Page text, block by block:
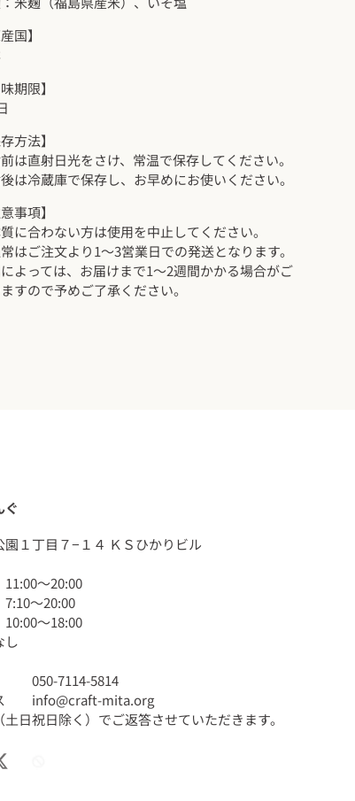
国】
味期限】
存方法】
は直射日光をさけ、常温で保存してください。
は冷蔵庫で保存し、お早めにお使いください。
意事項】
に合わない方は使用を中止してください。
はご注文より1～3営業日での発送となります。
よっては、お届けまで1～2週間かかる場合がご
すので予めご了承ください。
ぐ
園１丁目７−１４ ＫＳひかりビル
〜20:00
〜20:00
〜18:00
し
7114-5814
ス info@craft-mita.org
日祝日除く）でご返答させていただきます。